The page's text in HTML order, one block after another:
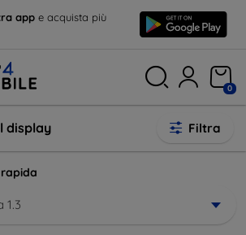
app e acquista più
0
display Filtra
1.3